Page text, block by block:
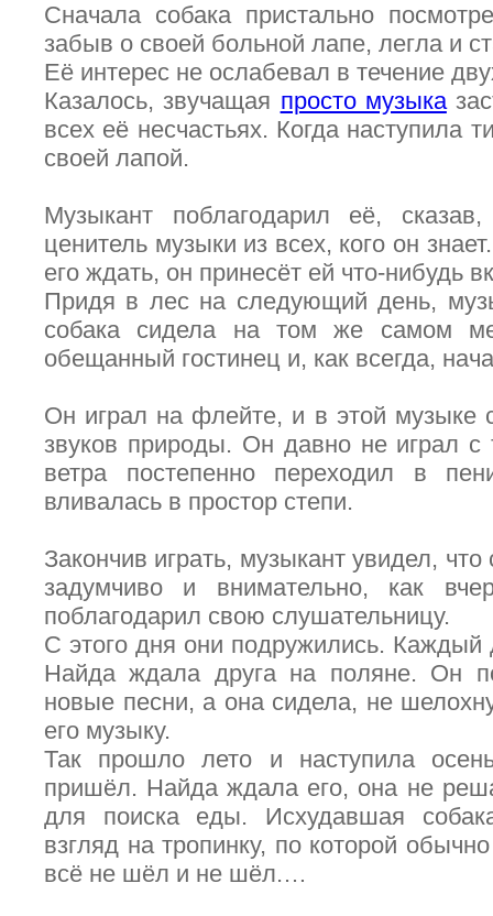
Сначала собака пристально
забыв о своей больной лапе, легла и
Её интерес не ослабевал в течение
Казалось, звучащая просто музыка
всех её несчастьях. Когда наступила
своей лапой.
Музыкант поблагодарил её,
ценитель музыки из всех, кого он
его ждать, он принесёт ей что-нибудь
Придя в лес на следующий день,
собака сидела на том же самом
обещанный гостинец и, как всегда,
Он играл на флейте, и в этой музыке
звуков природы. Он давно не играл
ветра постепенно переходил в
вливалась в простор степи.
Закончив играть, музыкант увидел,
задумчиво и внимательно, как
поблагодарил свою слушательницу.
С этого дня они подружились.
Найда ждала друга на поляне. Он
новые песни, а она сидела, не
его музыку.
Так прошло лето и наступила
пришёл. Найда ждала его, она не
для поиска еды. Исхудавшая
взгляд на тропинку, по которой
всё не шёл и не шёл.…